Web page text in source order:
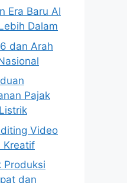
Era Baru AI
Dalam
dan Arah
Pajak
Video
Kreatif
Produksi
dan